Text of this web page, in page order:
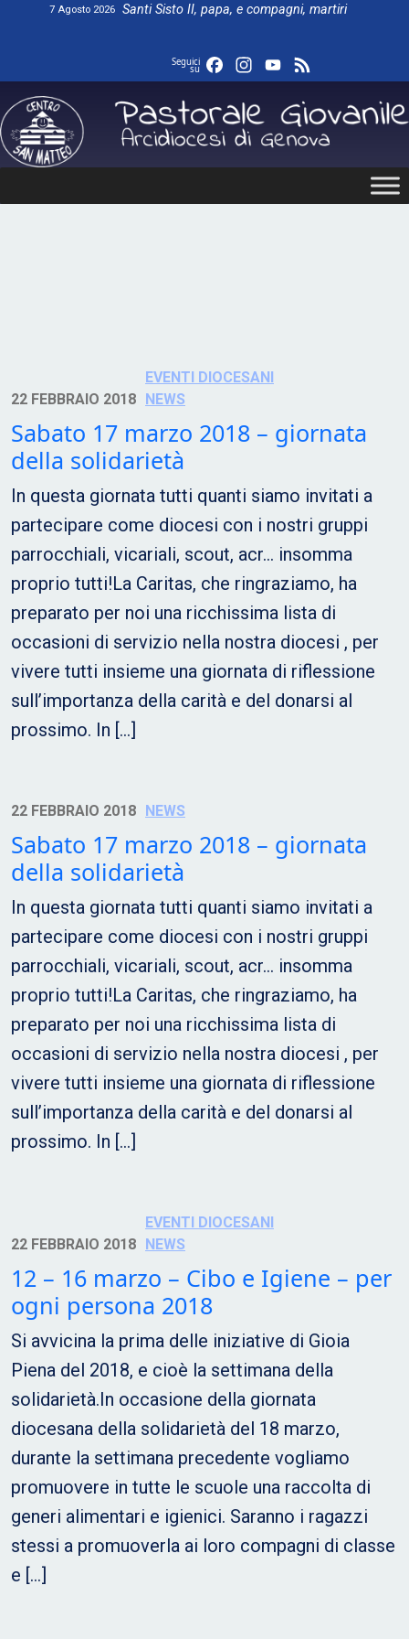
7 Agosto 2026 Santi Sisto II, papa, e compagni, martiri
Seguici
su FacebookInstagram
YouTube
22 FEBBRAIO 2018
EVENTI DIOCESANI
NEWS
Sabato 17 marzo 2018 – giornata
della solidarietà
In questa giornata tutti quanti siamo invitati a
partecipare come diocesi con i nostri gruppi
parrocchiali, vicariali, scout, acr… insomma
proprio tutti!La Caritas, che ringraziamo, ha
preparato per noi una ricchissima lista di
occasioni di servizio nella nostra diocesi , per
vivere tutti insieme una giornata di riflessione
sull’importanza della carità e del donarsi al
prossimo. In […]
22 FEBBRAIO 2018 NEWS
Sabato 17 marzo 2018 – giornata
della solidarietà
In questa giornata tutti quanti siamo invitati a
partecipare come diocesi con i nostri gruppi
parrocchiali, vicariali, scout, acr… insomma
proprio tutti!La Caritas, che ringraziamo, ha
preparato per noi una ricchissima lista di
occasioni di servizio nella nostra diocesi , per
vivere tutti insieme una giornata di riflessione
sull’importanza della carità e del donarsi al
prossimo. In […]
22 FEBBRAIO 2018
EVENTI DIOCESANI
NEWS
12 – 16 marzo – Cibo e Igiene – per
ogni persona 2018
Si avvicina la prima delle iniziative di Gioia
Piena del 2018, e cioè la settimana della
solidarietà.In occasione della giornata
diocesana della solidarietà del 18 marzo,
durante la settimana precedente vogliamo
promuovere in tutte le scuole una raccolta di
generi alimentari e igienici. Saranno i ragazzi
stessi a promuoverla ai loro compagni di classe
e […]